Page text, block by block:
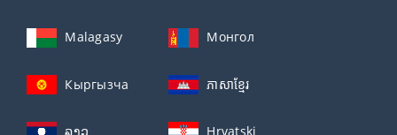
Malagasy Монгол
Кыргызча ភាសាខ្មែរ
ລາວ Hrvatski